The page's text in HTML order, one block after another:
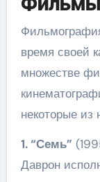
время своей
множестве
некоторые из
1. “Семь”
Даврон